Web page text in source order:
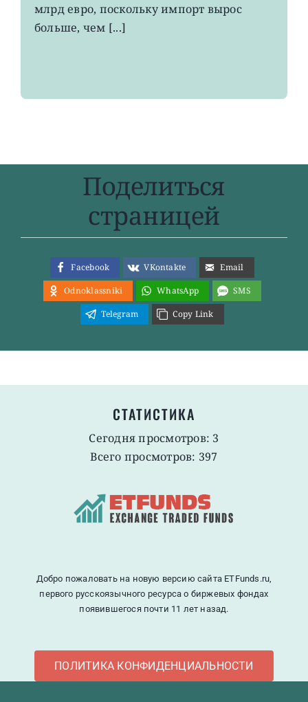
млрд евро, поскольку импорт вырос
больше, чем [...]
Поделиться
страницей
Facebook VKontakte
Email
Odnoklassniki
WhatsApp
SMS
Telegram
Copy Link
СТАТИСТИКА
Сегодня просмотров: 3
Всего просмотров: 397
Добро пожаловать на новую версию сайта ETFunds.ru,
первого русскоязычного ресурса о биржевых фондах
появившегося почти 11 лет назад.
ПОЛИТИКА КОНФИДЕНЦИАЛЬНОСТИ